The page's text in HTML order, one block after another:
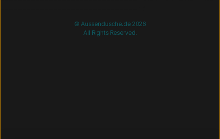
© Aussendusche.de 2026
All Rights Reserved.